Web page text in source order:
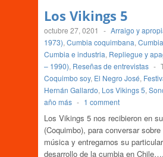
Los Vikings 5
octubre 27, 0201 - Arraigo y
1973), Cumbia coquimbana,
Cumbia e industria, Repliegue y
– 1990), Reseñas de entrevistas -
Coquimbo soy, El Negro José,
Hernán Gallardo, Los Vikings 5,
año más - 1 comment
Los Vikings 5 nos recibieron en
(Coquimbo), para conversar
música y entregarnos su
desarrollo de la cumbia en Chile….